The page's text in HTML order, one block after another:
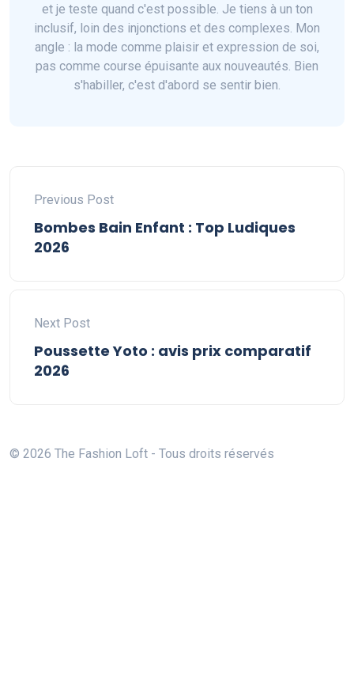
et je teste quand c'est possible. Je tiens à un ton
inclusif, loin des injonctions et des complexes. Mon
angle : la mode comme plaisir et expression de soi,
pas comme course épuisante aux nouveautés. Bien
s'habiller, c'est d'abord se sentir bien.
Previous Post
Bombes Bain Enfant : Top Ludiques
2026
Next Post
Poussette Yoto : avis prix comparatif
2026
© 2026 The Fashion Loft - Tous droits réservés